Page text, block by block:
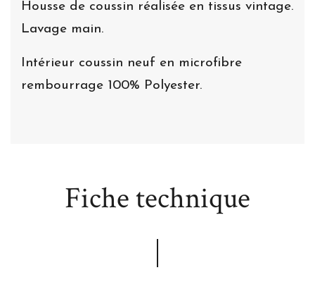
Housse de coussin réalisée en tissus vintage.
Lavage main.
Intérieur coussin neuf en microfibre
rembourrage 100% Polyester.
Fiche technique